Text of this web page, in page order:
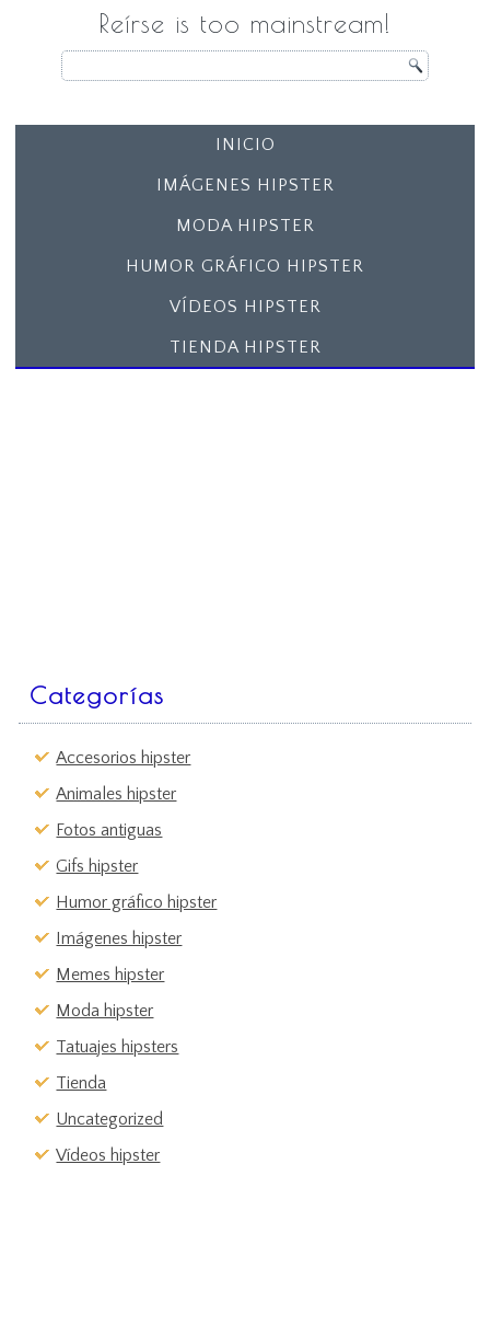
Reírse is too mainstream!
INICIO
IMÁGENES HIPSTER
MODA HIPSTER
HUMOR GRÁFICO HIPSTER
VÍDEOS HIPSTER
TIENDA HIPSTER
Categorías
Accesorios hipster
Animales hipster
Fotos antiguas
Gifs hipster
Humor gráfico hipster
Imágenes hipster
Memes hipster
Moda hipster
Tatuajes hipsters
Tienda
Uncategorized
Vídeos hipster